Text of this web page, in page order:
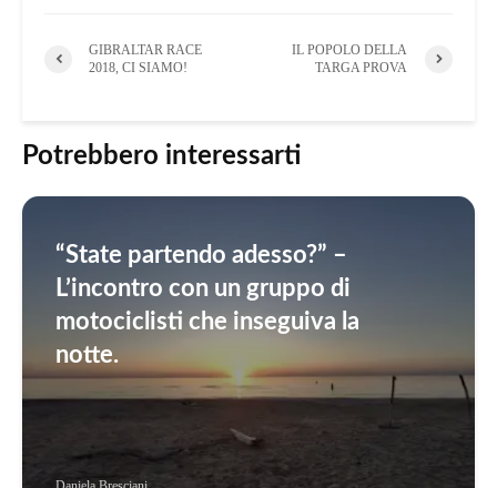
GIBRALTAR RACE
2018, CI SIAMO!
IL POPOLO DELLA
TARGA PROVA
Potrebbero interessarti
“State partendo adesso?” –
L’incontro con un gruppo di
motociclisti che inseguiva la
notte.